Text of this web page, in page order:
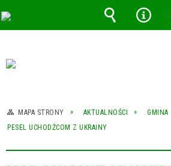
MAPA STRONY AKTUALNOŚCI GMINA
PESEL UCHODŹCOM Z UKRAINY